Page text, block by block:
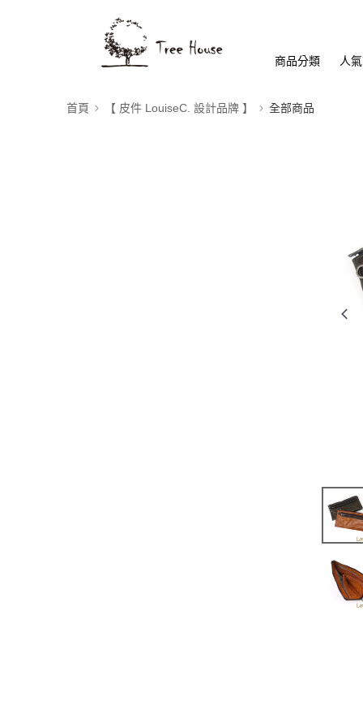
商品分類 人
首頁 【 皮件 LouiseC. 設計品牌 】 全部商品